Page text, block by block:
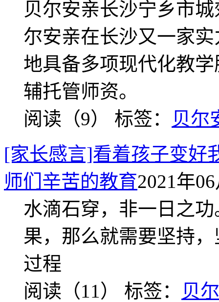
贝尔安亲长沙宁乡市
尔安亲在长沙又一家实
地具备多项现代化教
辅托管师资。
阅读（9） 标签：
贝尔
[家长感言]看着孩子变好
师们辛苦的教育2021年
水滴石穿，非一日之
果，那么就需要坚持
过程
阅读（11） 标签：
贝